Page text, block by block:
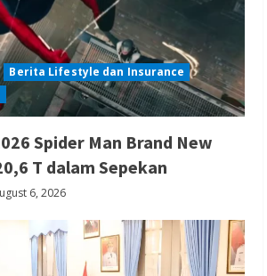
Berita Lifestyle dan Insurance
Spider Man Brand New
T dalam Sepekan
6, 2026